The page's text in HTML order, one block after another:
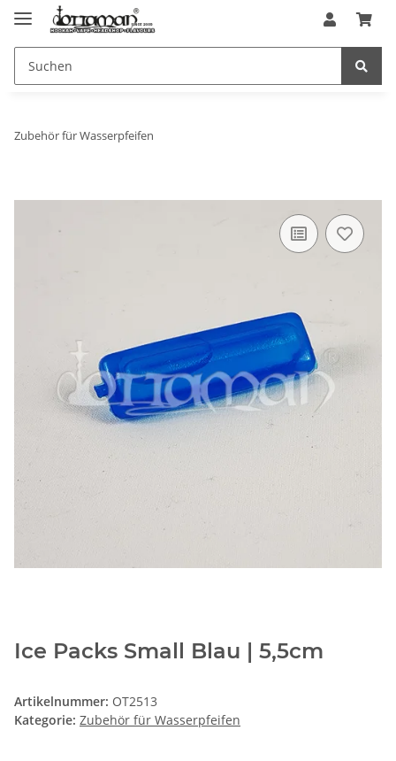
Zubehör für Wasserpfeifen
Ice Packs Small Blau | 5,5cm
Artikelnummer: OT2513
Kategorie: Zubehör für Wasserpfeifen